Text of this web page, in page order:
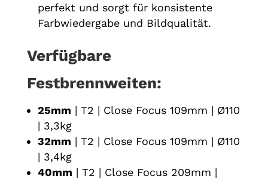
perfekt und sorgt für konsistente
Farbwiedergabe und Bildqualität.
Verfügbare
Festbrennweiten:
25mm | T2 | Close Focus 109mm | Ø110
| 3,3kg
32mm | T2 | Close Focus 109mm | Ø110
| 3,4kg
40mm | T2 | Close Focus 209mm |